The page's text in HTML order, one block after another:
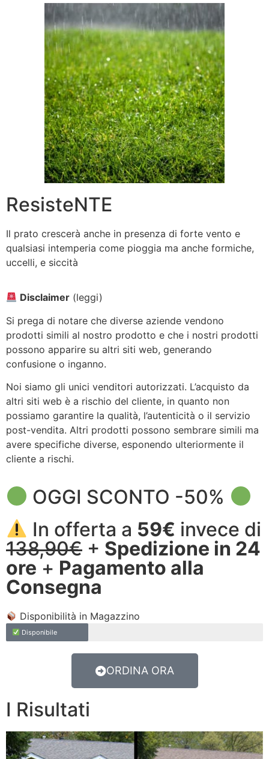
ResisteNTE
Il prato crescerà anche in presenza di forte vento e
qualsiasi intemperia come pioggia ma anche formiche,
uccelli, e siccità
Disclaimer (leggi)
Si prega di notare che diverse aziende vendono
prodotti simili al nostro prodotto e che i nostri prodotti
possono apparire su altri siti web, generando
confusione o inganno.
Noi siamo gli unici venditori autorizzati. L’acquisto da
altri siti web è a rischio del cliente, in quanto non
possiamo garantire la qualità, l’autenticità o il servizio
post-vendita. Altri prodotti possono sembrare simili ma
avere specifiche diverse, esponendo ulteriormente il
cliente a rischi.
OGGI SCONTO -50%
In offerta a 59€ invece di
138,90€ + Spedizione in 24
ore + Pagamento alla
Consegna
Disponibilità in Magazzino
Disponibile
ORDINA ORA
I Risultati